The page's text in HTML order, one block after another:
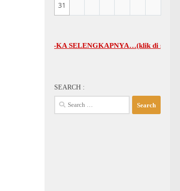
31
GBI-KA SELENGKAPNYA…(klik di sini)
SEARCH :
Search
for: